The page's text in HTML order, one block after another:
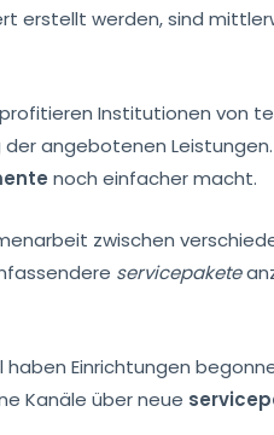
erstellt werden, sind
Institutionen von
der angebotenen
noch einfacher macht.
zwischen
servicepakete
haben Einrichtungen
Kanäle über neue